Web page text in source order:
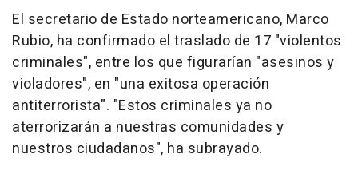
El secretario de Estado norteamericano, Marco
Rubio, ha confirmado el traslado de 17 "violentos
criminales", entre los que figurarían "asesinos y
violadores", en "una exitosa operación
antiterrorista". "Estos criminales ya no
aterrorizarán a nuestras comunidades y
nuestros ciudadanos", ha subrayado.